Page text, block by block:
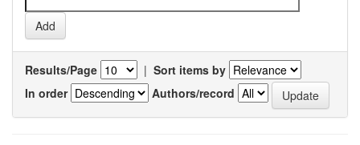
Results/Page | Sort items by
In order
Authors/record